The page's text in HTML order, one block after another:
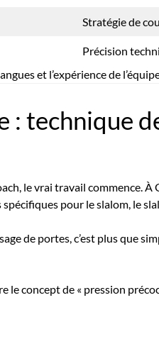
Stratégie de
Précision
et l’expérience de
: technique
le vrai travail commence.
pour le slalom, le
de portes, c’est plus que
le concept de « pression